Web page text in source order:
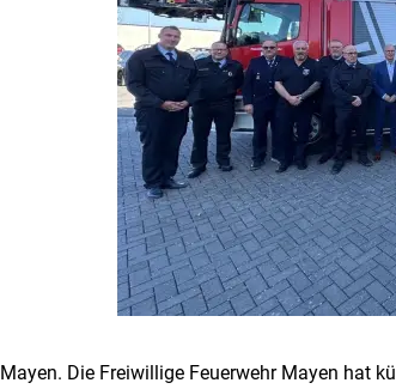
Mayen. Die Freiwillige Feuerwehr Mayen hat